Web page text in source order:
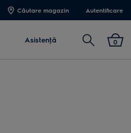
Căutare magazin Autentificare
Asistenţă Cautare 0